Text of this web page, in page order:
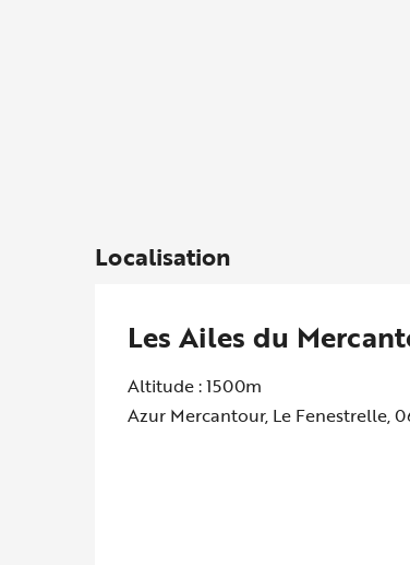
Localisation
Les Ailes du
Altitude : 1500m
Azur Mercantour, Le Fenestrelle,